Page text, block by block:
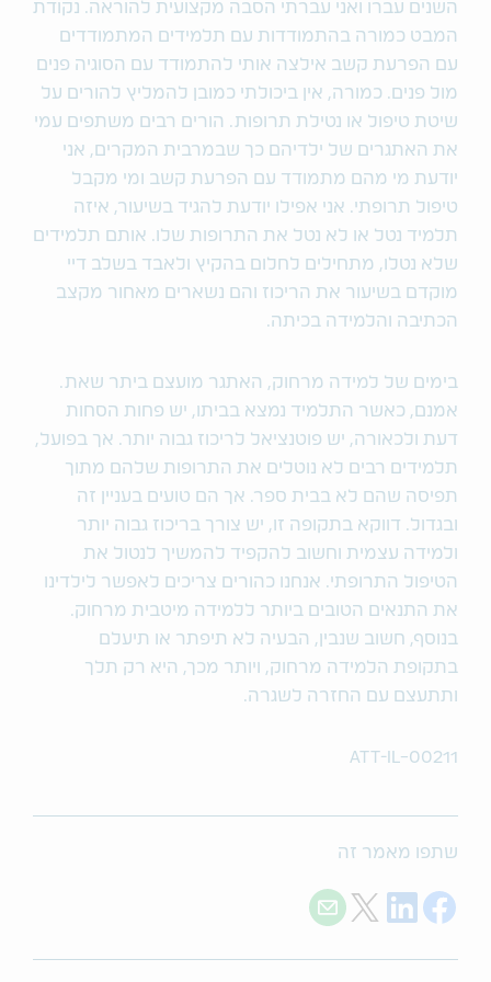
השנים עברו ואני עברתי הסבה מקצועית להוראה. נקודת
המבט כמורה בהתמודדות עם תלמידים המתמודדים
עם הפרעת קשב אילצה אותי להתמודד עם הסוגיה פנים
מול פנים. כמורה, אין ביכולתי כמובן להמליץ להורים על
שיטת טיפול או נטילת תרופות. הורים רבים משתפים עמי
את האתגרים של ילדיהם כך שבמרבית המקרים, אני
יודעת מי מהם מתמודד עם הפרעת קשב ומי מקבל
טיפול תרופתי. אני אפילו יודעת להגיד בשיעור, איזה
תלמיד נטל או לא נטל את התרופות שלו. אותם תלמידים
שלא נטלו, מתחילים לחלום בהקיץ ולאבד בשלב דיי
מוקדם בשיעור את הריכוז והם נשארים מאחור מקצב
הכתיבה והלמידה בכיתה.
בימים של למידה מרחוק, האתגר מועצם ביתר שאת.
אמנם, כאשר התלמיד נמצא בביתו, יש פחות הסחות
דעת ולכאורה, יש פוטנציאל לריכוז גבוה יותר. אך בפועל,
תלמידים רבים לא נוטלים את התרופות שלהם מתוך
תפיסה שהם לא בבית ספר. אך הם טועים בעניין זה
ובגדול. דווקא בתקופה זו, יש צורך בריכוז גבוה יותר
ולמידה עצמית וחשוב להקפיד להמשיך לנטול את
הטיפול התרופתי. אנחנו כהורים צריכים לאפשר לילדינו
את התנאים הטובים ביותר ללמידה מיטבית מרחוק.
בנוסף, חשוב שנבין, הבעיה לא תיפתר או תיעלם
בתקופת הלמידה מרחוק, ויותר מכך, היא רק תלך
ותתעצם עם החזרה לשגרה.
ATT-IL-00211
שתפו מאמר זה
Share on Facebook
Share on LinkedIn
Share on Twitter
Share with E-mail